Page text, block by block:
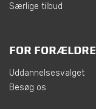
Særlige tilbud
FOR FORÆLDRE
Uddannelsesvalget
Besøg os